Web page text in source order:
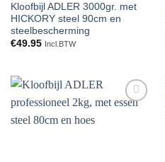
Kloofbijl ADLER 3000gr. met
HICKORY steel 90cm en
steelbescherming
€49.95 Incl.BTW